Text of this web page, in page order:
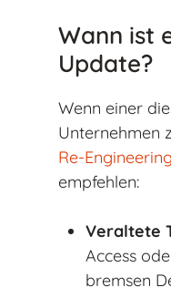
Wann ist
Update?
Wenn einer
Unternehmen
Re-Engineering
empfehlen:
Veraltete
Access
bremsen